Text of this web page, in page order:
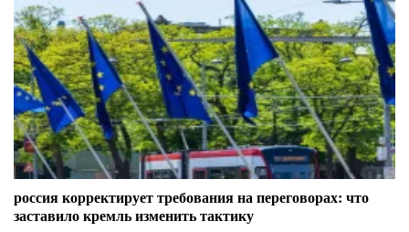
россия корректирует требования на переговорах: что
заставило кремль изменить тактику